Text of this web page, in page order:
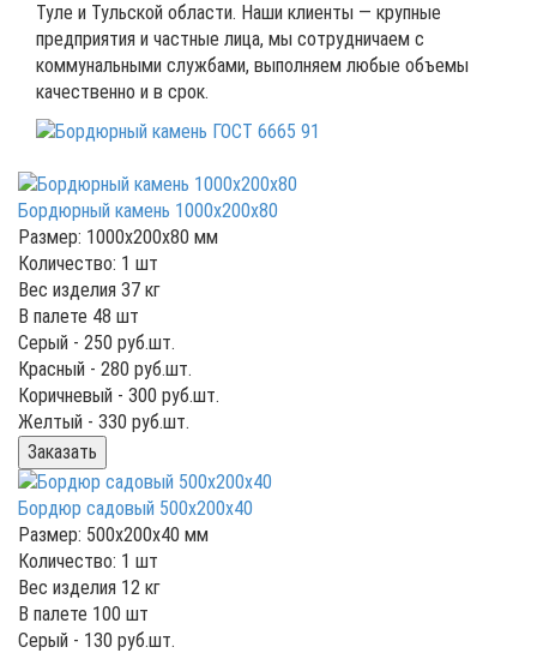
Туле и Тульской области. Наши клиенты — крупные
предприятия и частные лица, мы сотрудничаем с
коммунальными службами, выполняем любые объемы
качественно и в срок.
Бордюрный камень 1000x200x80
Размер: 1000x200x80 мм
Количество: 1 шт
Вес изделия 37 кг
В палете 48 шт
Серый - 250 руб.шт.
Красный - 280 руб.шт.
Коричневый - 300 руб.шт.
Желтый - 330 руб.шт.
Заказать
Бордюр садовый 500х200х40
Размер: 500х200х40 мм
Количество: 1 шт
Вес изделия 12 кг
В палете 100 шт
Серый - 130 руб.шт.